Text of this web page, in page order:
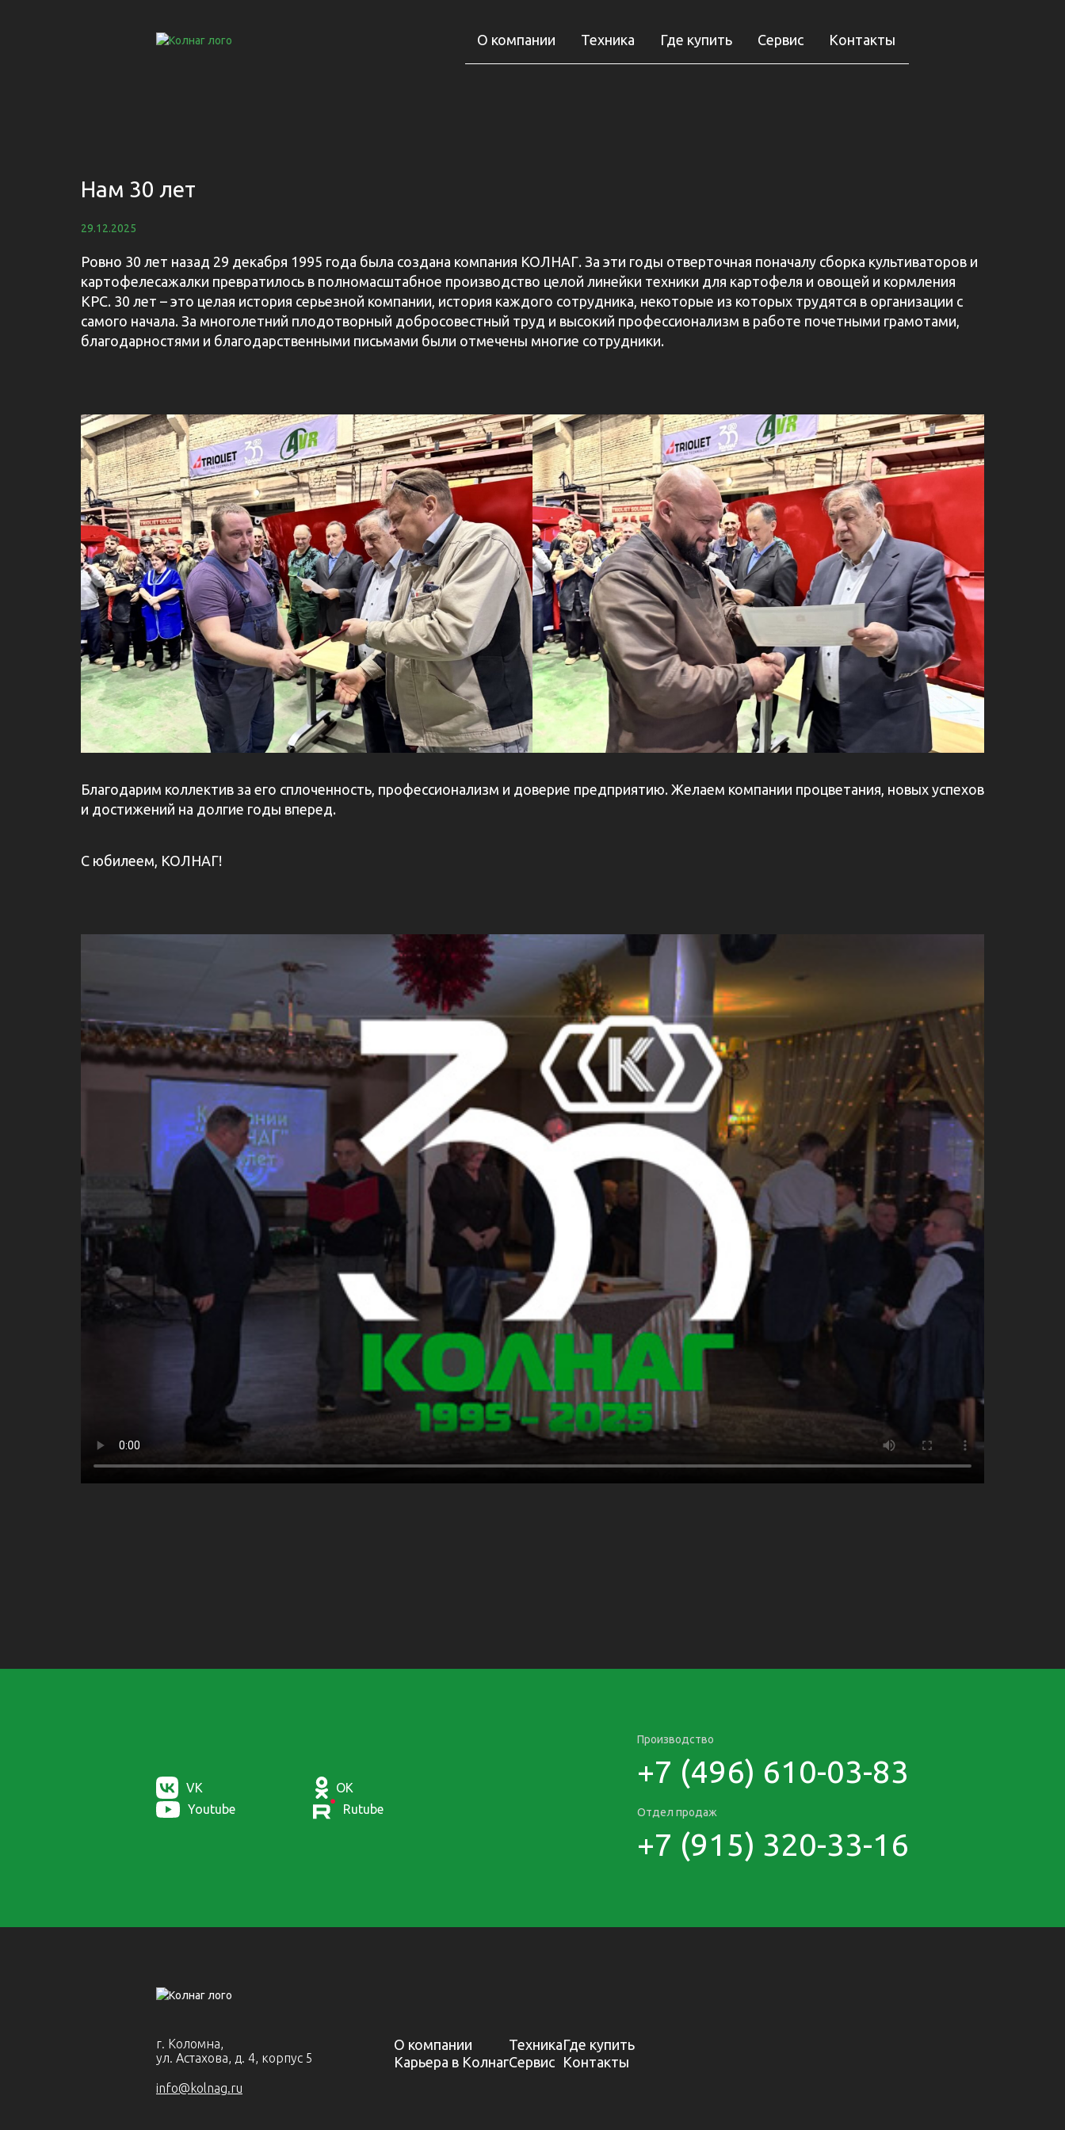
О компании Техника Где купить Сервис Контакты
Нам 30 лет
29.12.2025
Ровно 30 лет назад 29 декабря 1995 года была создана компания КОЛНАГ. За эти годы отверточная поначалу сборка культиваторов и
картофелесажалки превратилось в полномасштабное производство целой линейки техники для картофеля и овощей и кормления
КРС. 30 лет – это целая история серьезной компании, история каждого сотрудника, некоторые из которых трудятся в организации с
самого начала. За многолетний плодотворный добросовестный труд и высокий профессионализм в работе почетными грамотами,
благодарностями и благодарственными письмами были отмечены многие сотрудники.
Благодарим коллектив за его сплоченность, профессионализм и доверие предприятию. Желаем компании процветания, новых успехов
и достижений на долгие годы вперед.
С юбилеем, КОЛНАГ!
VK
OK
Youtube
Rutube
Производство
+7 (496) 610-03-83
Отдел продаж
+7 (915) 320-33-16
г. Коломна,
ул. Астахова, д. 4, корпус 5
info@kolnag.ru
О компании
Карьера в Колнаг
Техника
Сервис
Где купить
Контакты